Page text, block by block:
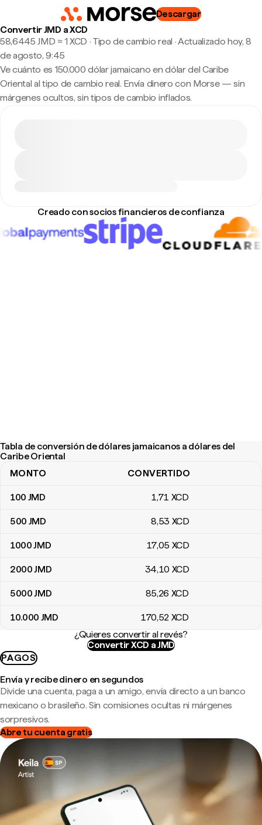
Descargar
Convertir JMD a XCD
58,6445 JMD ≈ 1 XCD · Tipo de cambio real ·Actualizado hoy, 8
de agosto, 9:45
Ve cuánto es 150.000 dólar jamaicano en dólar del Caribe
Oriental al tipo de cambio real. Envía dinero con Morse — sin
márgenes ocultos, sin tipos de cambio inflados.
Creado con socios financieros de confianza
Tabla de conversión de dólares jamaicanos a dólares del
Caribe Oriental
Tabla de conversión de dólares jamaicanos a dólares del Caribe
MONTO CONVERTIDO
100 JMD 1,71 XCD
500 JMD 8,53 XCD
1000JMD 17,05 XCD
2000JMD 34,10 XCD
5000JMD 85,26 XCD
10.000 JMD 170,52 XCD
¿Quieres convertir al revés?
Convertir XCD a JMD
PAGOS
Envía y recibe dinero en segundos
Divide una cuenta, paga a un amigo, envía directo a un banco
mexicano o brasileño. Sin comisiones ocultas ni márgenes
sorpresivos.
Abre tu cuenta gratis